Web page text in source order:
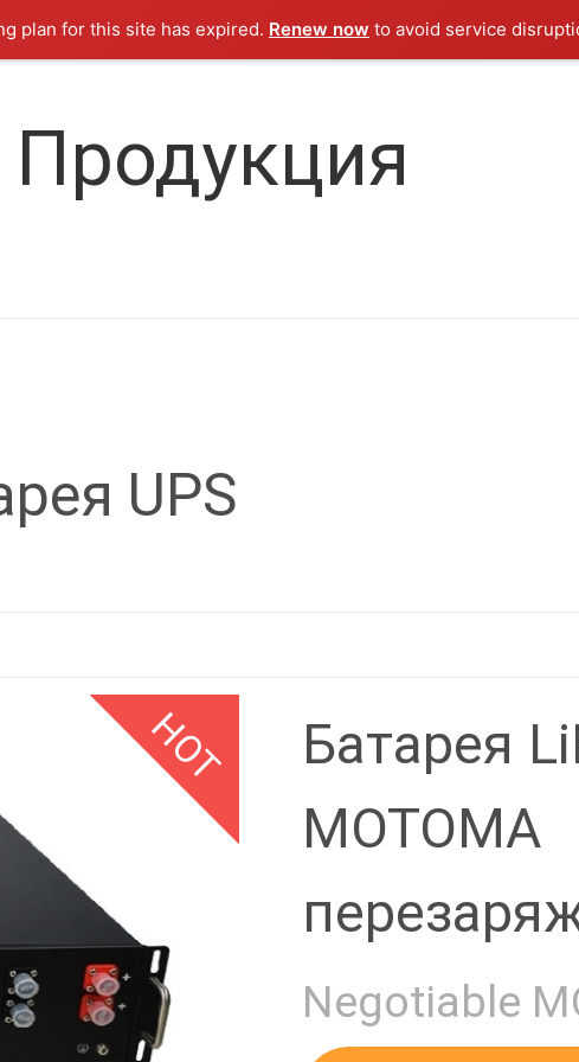
plan for this site has expired. Renew now to avoid service
Продукция
UPS
HOT
Батарея
MOTOMA